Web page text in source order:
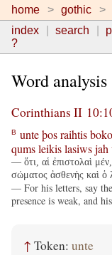
home gothic
index
search
?
Word analysis
Corinthians II
B unteþosraihtis
qumsleikislasiwsjah
— ὅτι, αἱ ἐπιστολαὶ
σώματος ἀσθενὴς καὶ ὁ
— For his letters, say
presence is weak, and
↑ Token: unte